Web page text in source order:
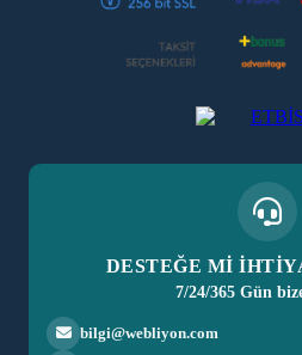
DESTEĞE Mİ
7/24/365 Gün
bilgi@webliyon.com